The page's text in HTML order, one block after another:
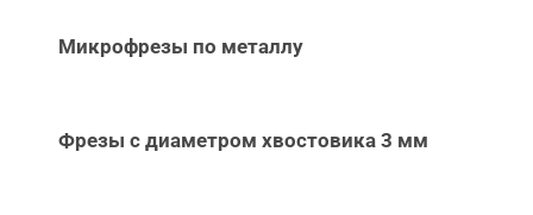
Микрофрезы по металлу
Фрезы с диаметром хвостовика 3 мм